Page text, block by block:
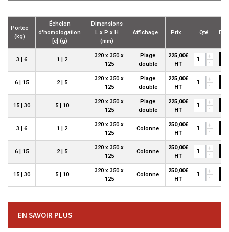
Portée
(kg)
Échelon
d'homologation
[e] (g)
Dimensions
L x P x H
(mm)
Affichage Prix Qté
3 | 6 1 | 2
320 x 350 x
125
Plage
double
225,00€
HT
+
-
6 | 15 2 | 5
320 x 350 x
125
Plage
double
225,00€
HT
+
-
15 | 30 5 | 10
320 x 350 x
125
Plage
double
225,00€
HT
+
-
3 | 6 1 | 2
320 x 350 x
125
Colonne
250,00€
HT
+
-
6 | 15 2 | 5
320 x 350 x
125
Colonne
250,00€
HT
+
-
15 | 30 5 | 10
320 x 350 x
125
Colonne
250,00€
HT
+
-
EN SAVOIR PLUS